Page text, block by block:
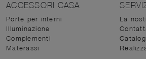
ACCESSORI CASA
Porte per interni
Illuminazione
Complementi
Materassi
La